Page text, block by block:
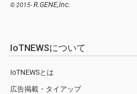
© 2015- R.GENE,Inc.
IoTNEWSについて
IoTNEWSとは
広告掲載・タイアップ